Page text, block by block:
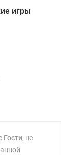
игры
Гости, не